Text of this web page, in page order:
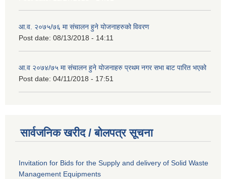
आ.व. २०७५/७६ मा संचालन हुने योजनाहरुको विवरण
Post date: 08/13/2018 - 14:11
आ.व २०७४/७५ मा संचालन हुने योजनाहरु प्रथम नगर सभा बाट पारित भएको
Post date: 04/11/2018 - 17:51
सार्वजनिक खरीद / बोलपत्र सूचना
Invitation for Bids for the Supply and delivery of Solid Waste
Management Equipments